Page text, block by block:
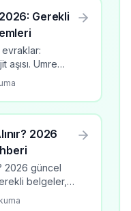
Gerekli
Umre
kontrol
gerekenler.
2026
2026 güncel
belgeler,
umre vize